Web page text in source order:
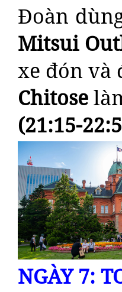
Đoàn
Mitsui
xe đón và
Chitose
(21:15-
NGÀY 7: